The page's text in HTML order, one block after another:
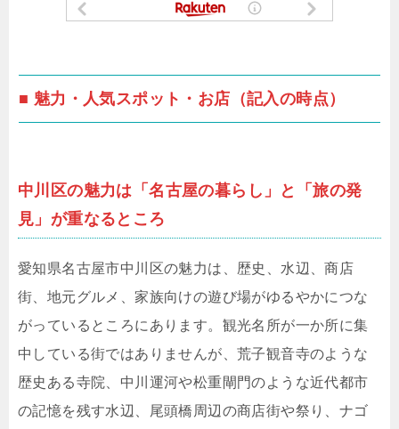
■ 魅力・人気スポット・お店（記入の時点）
中川区の魅力は「名古屋の暮らし」と「旅の発
見」が重なるところ
愛知県名古屋市中川区の魅力は、歴史、水辺、商店
街、地元グルメ、家族向けの遊び場がゆるやかにつな
がっているところにあります。観光名所が一か所に集
中している街ではありませんが、荒子観音寺のような
歴史ある寺院、中川運河や松重閘門のような近代都市
の記憶を残す水辺、尾頭橋周辺の商店街や祭り、ナゴ